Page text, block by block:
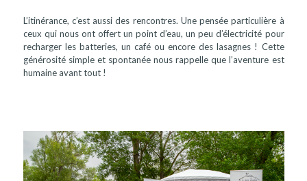
L’itinérance, c’est aussi des rencontres. Une pensée particulière à
ceux qui nous ont offert un point d’eau, un peu d’électricité pour
recharger les batteries, un café ou encore des lasagnes ! Cette
générosité simple et spontanée nous rappelle que l’aventure est
humaine avant tout !